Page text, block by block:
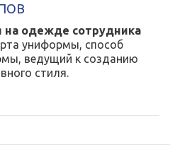
на одежде сотрудника
униформы, способ
ведущий к созданию
стиля.